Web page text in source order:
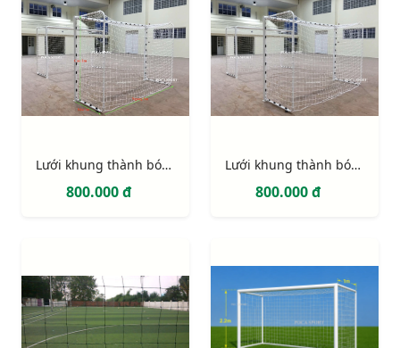
Lưới khung thành bóng đá 5 người (gôn mini sân cỏ nhân tạo)
800.000 đ
Lưới khung thành bóng đá 5 người (gôn mini sân cỏ nhân tạo)
800.000 đ